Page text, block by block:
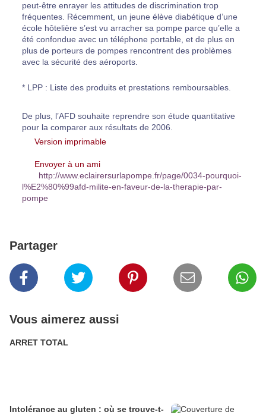
peut-être enrayer les attitudes de discrimination trop
fréquentes. Récemment, un jeune élève diabétique d’une
école hôtelière s’est vu arracher sa pompe parce qu’elle a
été confondue avec un téléphone portable, et de plus en
plus de porteurs de pompes rencontrent des problèmes
avec la sécurité des aéroports.
* LPP : Liste des produits et prestations remboursables.
De plus, l’AFD souhaite reprendre son étude quantitative
pour la comparer aux résultats de 2006.
Version imprimable
Envoyer à un ami
http://www.eclairersurlapompe.fr/page/0034-pourquoi-
l%E2%80%99afd-milite-en-faveur-de-la-therapie-par-
pompe
Partager
Vous aimerez aussi
ARRET TOTAL
Intolérance au gluten : où se trouve-t-